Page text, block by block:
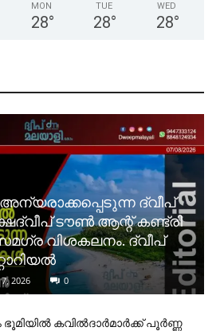
MON
28°
TUE
28°
WED
28°
ദ്വീപ്
ടൗൺ ആന്റ് കണ്ട്രി
വിശകലനം. ദ്വീപ്
2026 0
ഭൂമിയിൽ കവിൽദാർമാർക്ക് പൂർണ്ണ